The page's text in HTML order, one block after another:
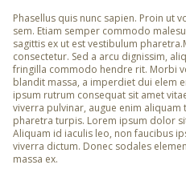
Phasellus quis nunc sapien. Proin ut
sem. Etiam semper commodo
sagittis ex ut est vestibulum
consectetur. Sed a arcu dignissim,
fringilla commodo hendre rit. Morbi
blandit massa, a imperdiet dui elem
ipsum rutrum consequat sit amet
viverra pulvinar, augue enim
pharetra turpis. Lorem ipsum dolor
Aliquam id iaculis leo, non faucibus
viverra dictum. Donec sodales
massa ex.